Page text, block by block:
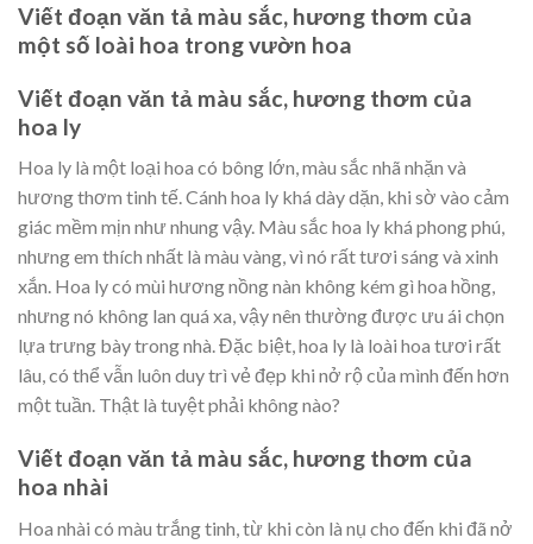
Viết đoạn văn tả màu sắc, hương thơm của
một số loài hoa trong vườn hoa
Viết đoạn văn tả màu sắc, hương thơm của
hoa ly
Hoa ly là một loại hoa có bông lớn, màu sắc nhã nhặn và
hương thơm tinh tế. Cánh hoa ly khá dày dặn, khi sờ vào cảm
giác mềm mịn như nhung vậy. Màu sắc hoa ly khá phong phú,
nhưng em thích nhất là màu vàng, vì nó rất tươi sáng và xinh
xắn. Hoa ly có mùi hương nồng nàn không kém gì hoa hồng,
nhưng nó không lan quá xa, vậy nên thường được ưu ái chọn
lựa trưng bày trong nhà. Đặc biệt, hoa ly là loài hoa tươi rất
lâu, có thể vẫn luôn duy trì vẻ đẹp khi nở rộ của mình đến hơn
một tuần. Thật là tuyệt phải không nào?
Viết đoạn văn tả màu sắc, hương thơm của
hoa nhài
Hoa nhài có màu trắng tinh, từ khi còn là nụ cho đến khi đã nở